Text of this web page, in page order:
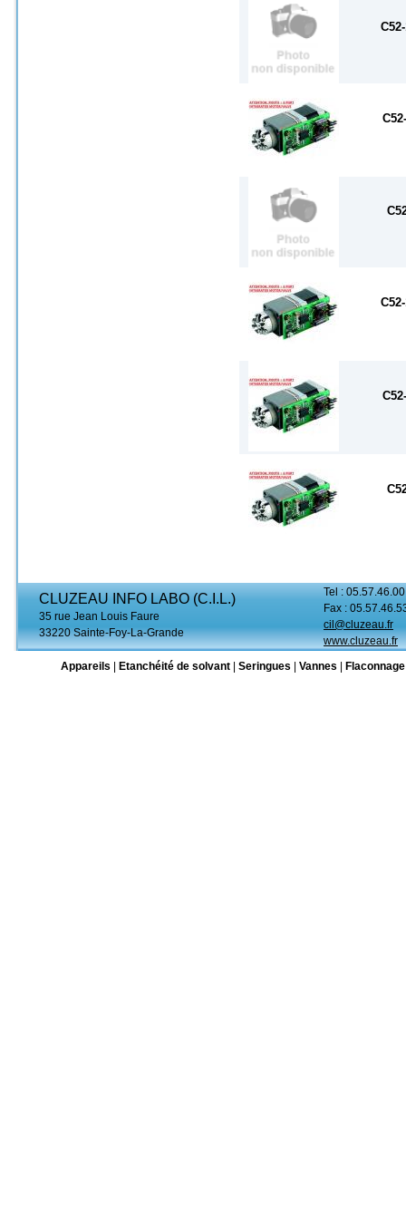
CLUZEAU INFO LABO (C.I.L.)
35 rue Jean Louis Faure
33220 Sainte-Foy-La-Grande
Tel :
Fax :
cil@cluzeau.fr
www.cluzeau.fr
Appareils
Etanchéité de solvant Seringues Vannes Flaconnage